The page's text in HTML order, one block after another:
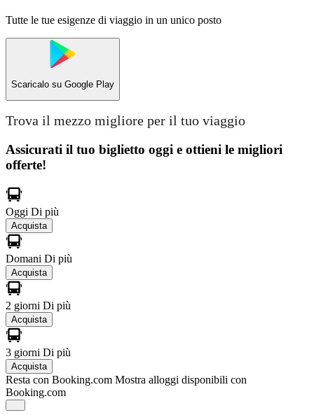
Tutte le tue esigenze di viaggio in un unico posto
Scaricalo su Google Play
Trova il mezzo migliore per il tuo viaggio
Assicurati il ​​tuo biglietto oggi e ottieni le migliori
offerte!
Oggi Di più
Acquista
Domani Di più
Acquista
2 giorni Di più
Acquista
3 giorni Di più
Acquista
Resta con Booking.com Mostra alloggi disponibili con
Booking.com